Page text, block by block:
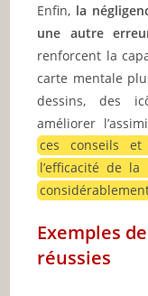
Enfin, la
une autre
renforcent la
carte mentale
dessins, des
améliorer
ces conseils
l’efficacité de
Exemples
réussies